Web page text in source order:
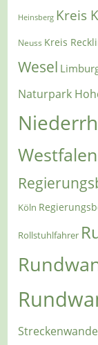
Heinsberg Kreis
Neuss Kreis
Wesel
Naturpark
Westfalen
Köln
Rollstuhlfahrer